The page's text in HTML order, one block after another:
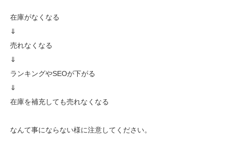
在庫がなくなる
⇓
売れなくなる
⇓
ランキングやSEOが下がる
⇓
在庫を補充しても売れなくなる
なんて事にならない様に注意してください。